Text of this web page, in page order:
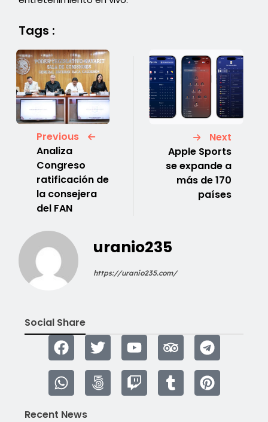
Tags :
Previous
Analiza
Congreso
ratificación de
la consejera
del FAN
Next
Apple Sports
se expande a
más de 170
países
uranio235
https://uranio235.com/
Social Share
Recent News